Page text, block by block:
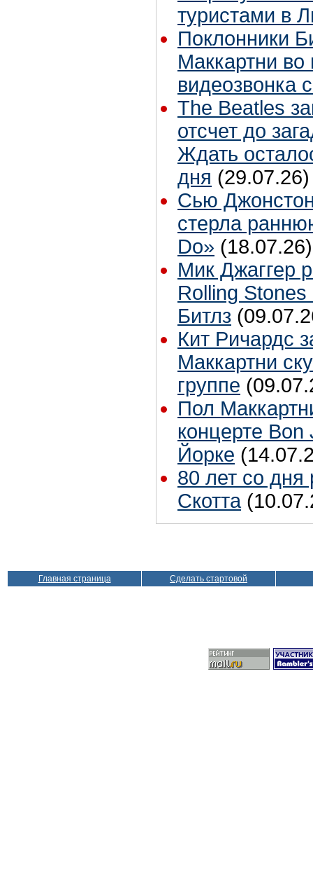
туристами в
Поклонники
Маккартни во
видеозвонка
The Beatles
отсчет до
Ждать
дня (29.07.26)
Сью
стерла
Do» (18.07.26)
Мик Джаггер
Rolling Stones
Битлз
Кит Ричардс
Маккартни
группе
Пол
концерте
Йорке
80 лет со
Скотта
Главная страница Сделать стартовой